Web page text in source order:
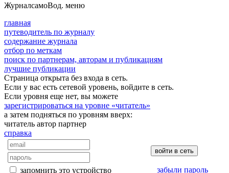
ЖурналсамоВод. меню
главная
путеводитель по журналу
содержание журнала
отбор по меткам
поиск по партнерам, авторам и публикациям
лучшие публикации
Страница открыта без входа в сеть.
Если у вас есть сетевой уровень, войдите в сеть.
Если уровня еще нет, вы можете
зарегистрироваться на уровне «читатель»
а затем подняться по уровням вверх:
читатель автор партнер
справка
запомнить это устройство забыли пароль